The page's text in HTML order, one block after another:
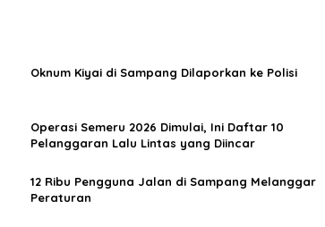
Oknum Kiyai di Sampang Dilaporkan ke Polisi
Operasi Semeru 2026 Dimulai, Ini Daftar 10
Pelanggaran Lalu Lintas yang Diincar
12 Ribu Pengguna Jalan di Sampang Melanggar
Peraturan